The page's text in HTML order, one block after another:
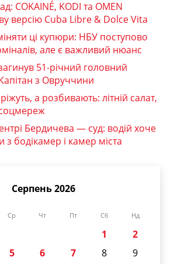
COKAINÉ, KODI та OMEN
версію Cuba Libre & Dolce Vita
ці купюри: НБУ поступово
але є важливий нюанс
51-річний головний
з Овруччини
а розбивають: літній салат,
Бердичева — суд: водій хоче
бодікамер і камер міста
Серпень 2026
Ср Чт Пт Сб Нд
1
2
5 6 7 8
9